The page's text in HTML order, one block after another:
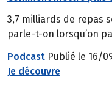
3,7 milliards de repas
parle-t-on lorsqu’on
Podcast Publié le 16/
Je découvre